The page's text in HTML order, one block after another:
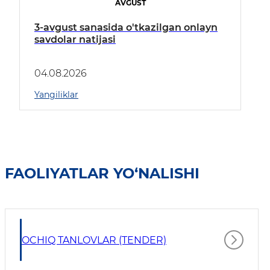
AVGUST
3-avgust sanasida o'tkazilgan onlayn
savdolar natijasi
04.08.2026
Yangiliklar
FAOLIYATLAR YO‘NALISHI
OCHIQ TANLOVLAR (TENDER)